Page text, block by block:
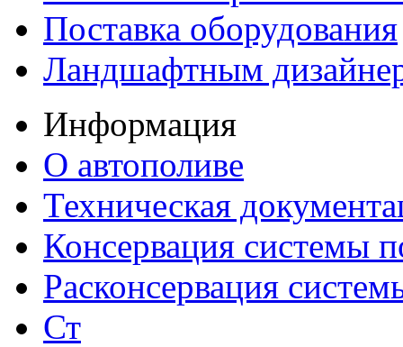
Поставка оборудования
Ландшафтным
Информация
О автополиве
Техническая
Консервация системы
Расконсервация
Ст